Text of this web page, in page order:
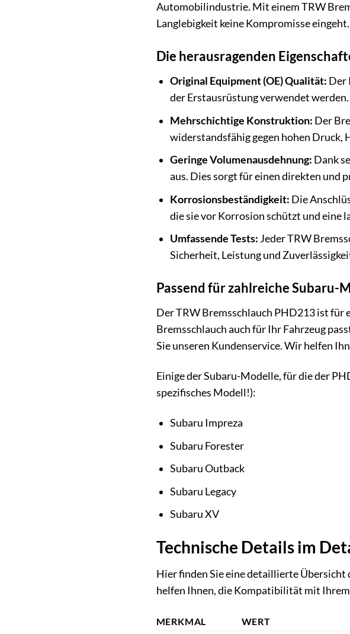
Automobilindustrie. Mit einem TRW
Langlebigkeit keine Kompromisse eingeht.
Die herausragenden
Original Equipment (OE) Qualität: Der
der Erstausrüstung verwendet
Mehrschichtige Konstruktion: Der
widerstandsfähig gegen hohen Druck,
Geringe Volumenausdehnung: Dank
aus. Dies sorgt für einen direkten und
Korrosionsbeständigkeit: Die
die sie vor Korrosion schützt und eine
Umfassende Tests:Jeder TRW
Sicherheit, Leistung und
Passend für zahlreiche Subaru-
Der TRW Bremsschlauch PHD213 ist für
Bremsschlauch auch für Ihr Fahrzeug
Sie unseren Kundenservice. Wir helfen
Einige der Subaru-Modelle, für die der
spezifisches Modell!):
Subaru Impreza
Subaru Forester
Subaru Outback
Subaru Legacy
Subaru XV
Technische Details im
Hier finden Sie eine detaillierte
helfen Ihnen, die Kompatibilität mit
MERKMAL
WERT